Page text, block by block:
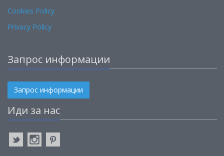
Cookies Policy
Privacy Policy
Запрос информации
Запрос информации
Иди за нас